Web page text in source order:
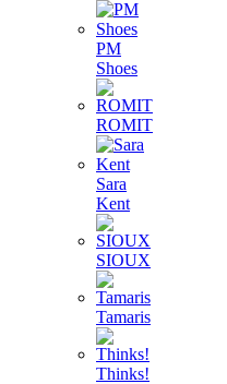
PM
Shoes
ROMIT
Sara
Kent
SIOUX
Tamaris
Thinks!